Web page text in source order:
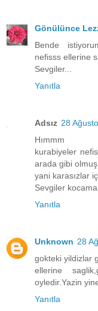
Gönülünce
Bende
nefisss ellerine
Sevgiler...
Yanıtla
Adsız 28
Hımmm
kurabiyeler
arada gibi
yani karasızlar
Sevgiler
Yanıtla
Unknown 28
gokteki yildizlar
ellerine
oyledir.Yazin
Yanıtla